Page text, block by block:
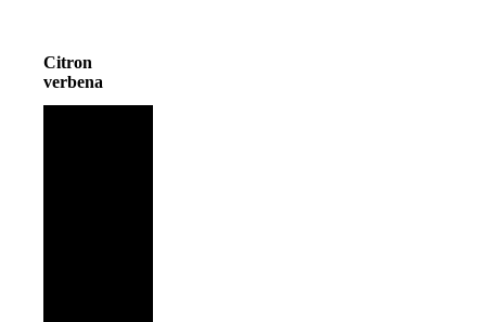
Citron
verbena